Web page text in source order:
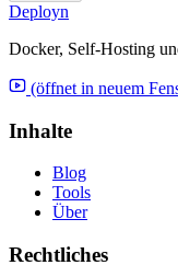
Deployn
Docker, Self-Hosting
(öffnet in neuem
Inhalte
Blog
Tools
Über
Rechtliches